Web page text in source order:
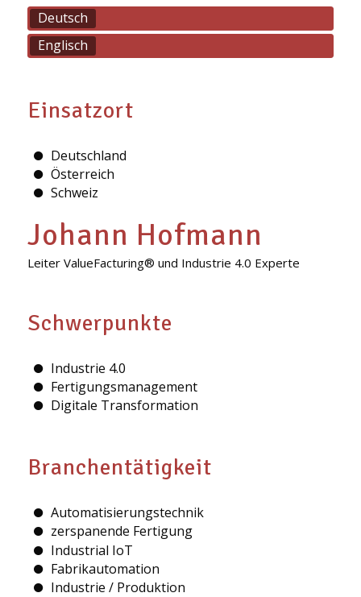
Deutsch
Englisch
Einsatzort
Deutschland
Österreich
Schweiz
Johann Hofmann
Leiter ValueFacturing® und Industrie 4.0 Experte
Schwerpunkte
Industrie 4.0
Fertigungsmanagement
Digitale Transformation
Branchentätigkeit
Automatisierungstechnik
zerspanende Fertigung
Industrial IoT
Fabrikautomation
Industrie / Produktion